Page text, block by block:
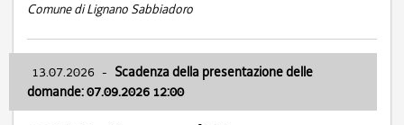
Comune di Lignano Sabbiadoro
13.07.2026 - Scadenza della presentazione delle
domande: 07.09.2026 12:00